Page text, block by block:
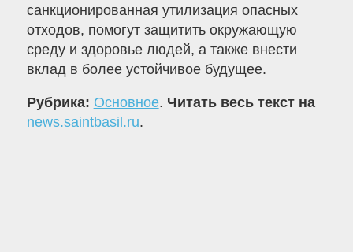
санкционированная утилизация опасных
отходов, помогут защитить окружающую
среду и здоровье людей, а также внести
вклад в более устойчивое будущее.
Рубрика: Основное. Читать весь текст на
news.saintbasil.ru.